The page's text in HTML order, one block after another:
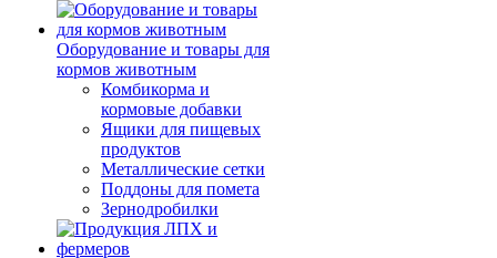
Оборудование и товары для
кормов животным
Комбикорма и
кормовые добавки
Ящики для пищевых
продуктов
Металлические сетки
Поддоны для помета
Зернодробилки